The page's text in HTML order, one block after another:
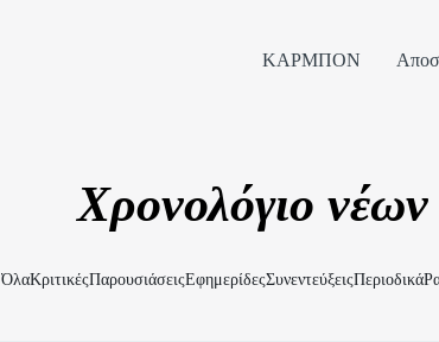
ΚΑΡΜΠΟΝ
Χρονολόγιο
ΌλαΚριτικέςΠαρουσιάσειςΕφημερίδεςΣυνεντεύξειςΠεριοδικά